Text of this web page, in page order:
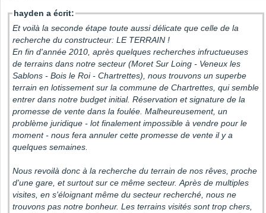
hayden a écrit:
Et voilà la seconde étape toute aussi délicate que celle de la
recherche du constructeur: LE TERRAIN !
En fin d'année 2010, après quelques recherches infructueuses
de terrains dans notre secteur (Moret Sur Loing - Veneux les
Sablons - Bois le Roi - Chartrettes), nous trouvons un superbe
terrain en lotissement sur la commune de Chartrettes, qui semble
entrer dans notre budget initial. Réservation et signature de la
promesse de vente dans la foulée. Malheureusement, un
problème juridique - lot finalement impossible à vendre pour le
moment - nous fera annuler cette promesse de vente il y a
quelques semaines.
Nous revoilà donc à la recherche du terrain de nos rêves, proche
d'une gare, et surtout sur ce même secteur. Après de multiples
visites, en s'éloignant même du secteur recherché, nous ne
trouvons pas notre bonheur. Les terrains visités sont trop chers,